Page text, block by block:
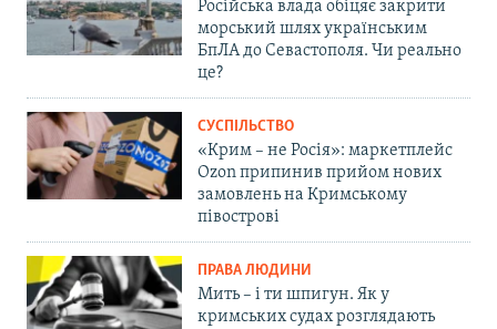
Російська влада обіцяє закрити
морський шлях українським
БпЛА до Севастополя. Чи реально
це?
СУСПІЛЬСТВО
«Крим – не Росія»: маркетплейс
Ozon припинив прийом нових
замовлень на Кримському
півострові
ПРАВА ЛЮДИНИ
Мить – і ти шпигун. Як у
кримських судах розглядають